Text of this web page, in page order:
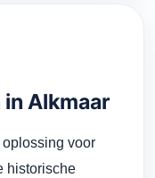
Alkmaar
voor
historische